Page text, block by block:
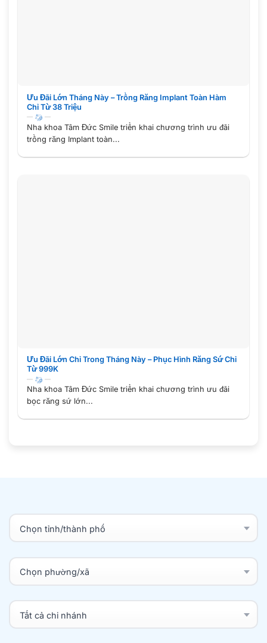
Ưu Đãi Lớn Tháng Này – Trồng Răng Implant Toàn Hàm
Chỉ Từ 38 Triệu
Nha khoa Tâm Đức Smile triển khai chương trình ưu đãi
trồng răng Implant toàn...
Ưu Đãi Lớn Chỉ Trong Tháng Này – Phục Hình Răng Sứ Chỉ
Từ 999K
Nha khoa Tâm Đức Smile triển khai chương trình ưu đãi
bọc răng sứ lớn...